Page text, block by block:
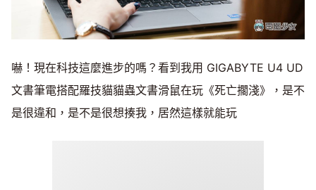
嚇！現在科技這麼進步的嗎？看到我用 GIGABYTE U4 UD
文書筆電搭配羅技貓貓蟲文書滑鼠在玩《死亡擱淺》，是不
是很違和，是不是很想揍我，居然這樣就能玩